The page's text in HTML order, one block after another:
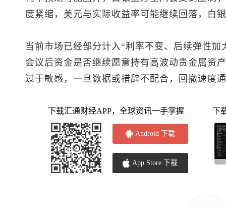
度紧缩，美元与实际收益率可能继续回落，白
当前市场已经部分计入“利率不变、后续弹性
会议后资金是否继续愿意持有高波动贵金属资
过于敏感，一旦数据或措辞不配合，回撤速度
下载汇通财经APP，全球资讯一手掌握
Android 下载
App Store 下载
下